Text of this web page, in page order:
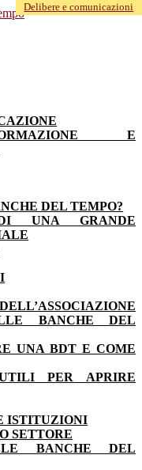
E
DEL TEMPO?
UNA GRANDE
BANCHE DEL
UNA BDT E COME
PER APRIRE
ISTITUZIONI
SETTORE
BANCHE DEL
Rassegna stampa
Delibere e comunicazioni